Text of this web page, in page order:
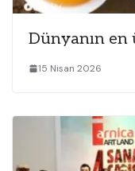
Dünyanın en
15 Nisan 2026